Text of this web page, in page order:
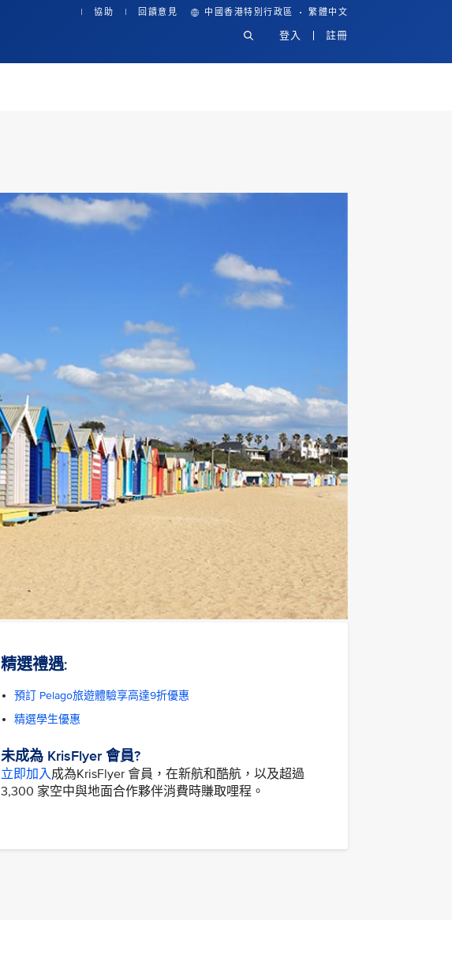
協助 回饋意見 中國香港特別行政區 · 繁體中文
登入 註冊
精選禮遇:
預訂 Pelago旅遊體驗享高達9折優惠
精選學生優惠
未成為 KrisFlyer 會員?
立即加入成為KrisFlyer 會員，在新航和酷航，以及超過
3,300 家空中與地面合作夥伴消費時賺取哩程。